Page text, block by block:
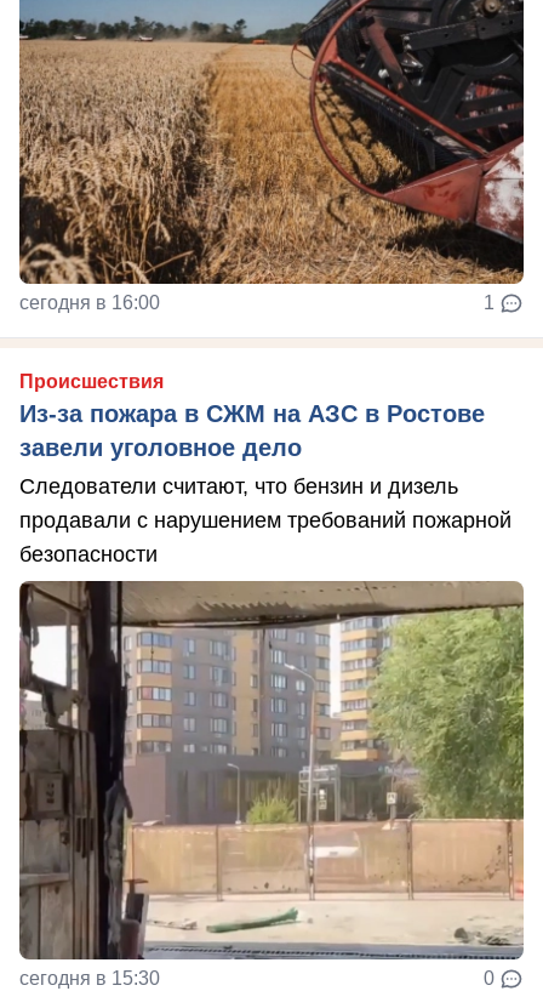
сегодня в 16:00 1
Происшествия
Из-за пожара в СЖМ на АЗС в Ростове
завели уголовное дело
Следователи считают, что бензин и дизель
продавали с нарушением требований пожарной
безопасности
сегодня в 15:30 0